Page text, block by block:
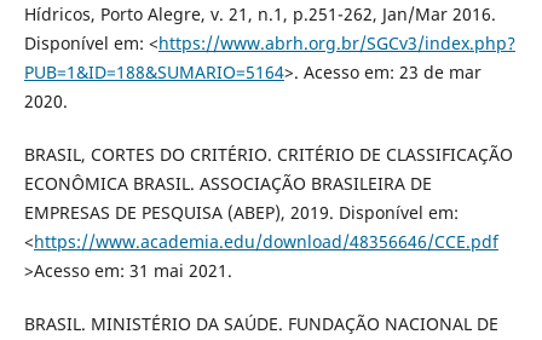
Hídricos, Porto Alegre, v. 21, n.1, p.251-262, Jan/Mar 2016.
Disponível em: <https://www.abrh.org.br/SGCv3/index.php?
PUB=1&ID=188&SUMARIO=5164>. Acesso em: 23 de mar
2020.
BRASIL, CORTES DO CRITÉRIO. CRITÉRIO DE CLASSIFICAÇÃO
ECONÔMICA BRASIL. ASSOCIAÇÃO BRASILEIRA DE
EMPRESAS DE PESQUISA (ABEP), 2019. Disponível em:
<https://www.academia.edu/download/48356646/CCE.pdf
>Acesso em: 31 mai 2021.
BRASIL. MINISTÉRIO DA SAÚDE. FUNDAÇÃO NACIONAL DE